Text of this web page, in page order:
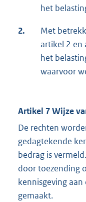
het
2.
Met
artikel 2 en
het
waarvoor
Artikel 7 Wijze
De rechten
gedagtekende
bedrag is
door toezending
kennisgeving
gemaakt.